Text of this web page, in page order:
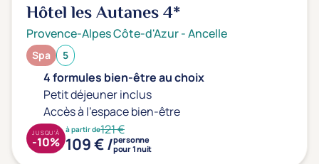
Hôtel les Autanes4*
Provence-Alpes Côte-d'Azur-Ancelle
Spa 5
4 formules bien-être au choix
Petit déjeuner inclus
Accès à l'espace bien-être
à partir de121 €
109 € /personne
pour 1 nuit
JUSQU'À
-10%